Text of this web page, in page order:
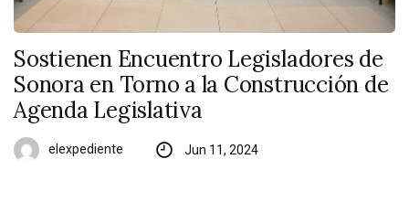
Sostienen Encuentro Legisladores de
Sonora en Torno a la Construcción de
Agenda Legislativa
elexpediente Jun 11, 2024